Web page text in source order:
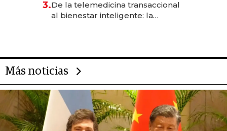
las marcas "fast premium"
3.De la telemedicina transaccional
al bienestar inteligente: la
Más noticias